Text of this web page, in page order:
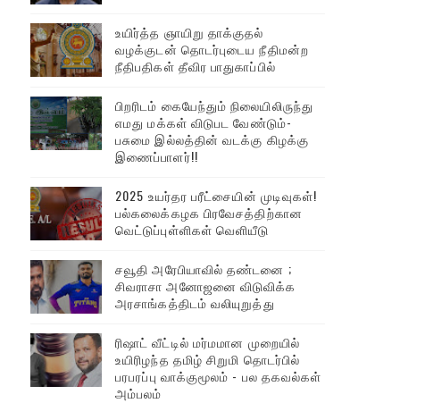
உயிர்த்த ஞாயிறு தாக்குதல்
வழக்குடன் தொடர்புடைய நீதிமன்ற
நீதிபதிகள் தீவிர பாதுகாப்பில்
பிறரிடம் கையேந்தும் நிலையிலிருந்து
எமது மக்கள் விடுபட வேண்டும்-
பசுமை இல்லத்தின் வடக்கு கிழக்கு
இணைப்பாளர்!!
2025 உயர்தர பரீட்சையின் முடிவுகள்!
பல்கலைக்கழக பிரவேசத்திற்கான
வெட்டுப்புள்ளிகள் வெளியீடு
சவூதி அரேபியாவில் தண்டனை ;
சிவராசா அனோஜனை விடுவிக்க
அரசாங்கத்திடம் வலியுறுத்து
ரிஷாட் வீட்டில் மர்மமான முறையில்
உயிரிழந்த தமிழ் சிறுமி தொடர்பில்
பரபரப்பு வாக்குமூலம் - பல தகவல்கள்
அம்பலம்